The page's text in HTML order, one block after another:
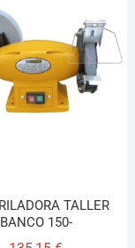
TALLER
BANCO 150-
Arroyo.